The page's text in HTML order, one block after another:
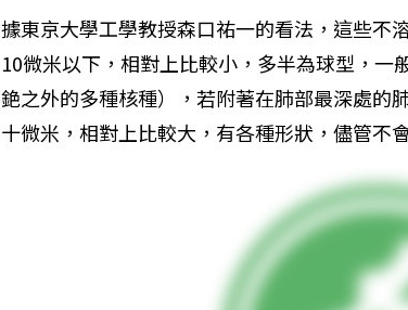
據東京大學工學教授森口祐一的看法，這些不
10微米以下，相對上比較小，多半為球型，
銫之外的多種核種），若附著在肺部最深處的
十微米，相對上比較大，有各種形狀，儘管不